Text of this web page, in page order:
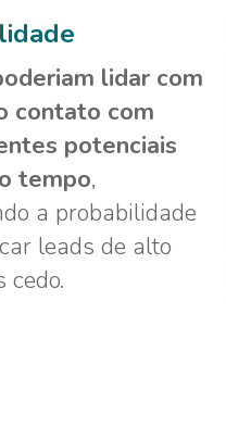
lidar com
contato com
potenciais
tempo,
a probabilidade
leads de alto
cedo.